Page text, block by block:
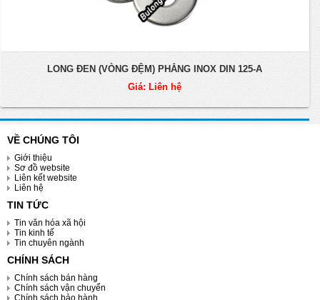
LONG ĐEN (VÒNG ĐỆM) PHẲNG INOX DIN 125-A
Giá: Liên hệ
VỀ CHÚNG TÔI
Giới thiệu
Sơ đồ website
Liên kết website
Liên hệ
TIN TỨC
Tin văn hóa xã hội
Tin kinh tế
Tin chuyên ngành
CHÍNH SÁCH
Chính sách bán hàng
Chính sách vận chuyển
Chính sách bảo hành